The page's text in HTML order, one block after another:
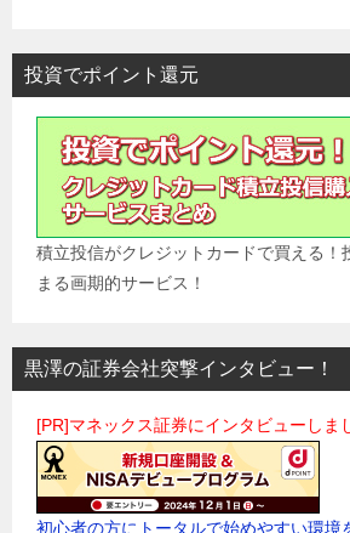
投資でポイント還元
積立投信がクレジットカードで買える！
まる画期的サービス！
黒澤の証券会社突撃インタビュー！
[PR]マネックス証券にインタビューしま
初心者の方にトータルで始めやすい環境